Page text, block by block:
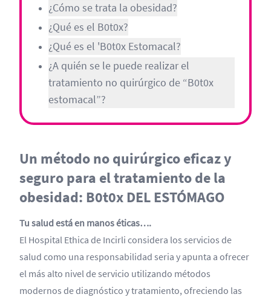
¿Cómo se trata la obesidad?
¿Qué es el B0t0x?
¿Qué es el 'B0t0x Estomacal?
¿A quién se le puede realizar el
tratamiento no quirúrgico de “B0t0x
estomacal”?
Un método no quirúrgico eficaz y
seguro para el tratamiento de la
obesidad: B0t0x DEL ESTÓMAGO
Tu salud está en manos éticas….
El Hospital Ethica de Incirli considera los servicios de
salud como una responsabilidad seria y apunta a ofrecer
el más alto nivel de servicio utilizando métodos
modernos de diagnóstico y tratamiento, ofreciendo las